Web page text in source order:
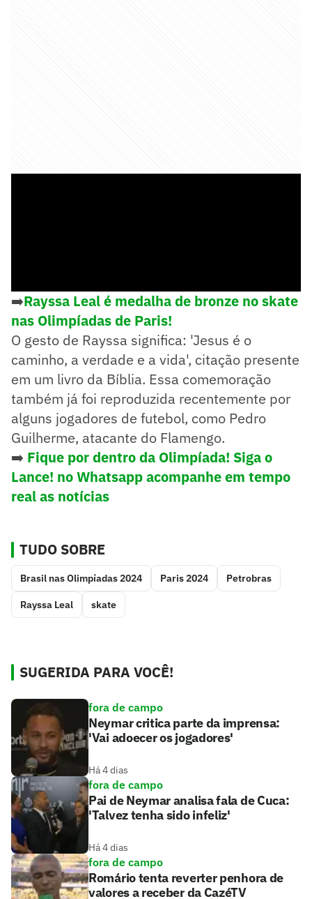
➡️Rayssa Leal é medalha de bronze no skate
nas Olimpíadas de Paris!
O gesto de Rayssa significa: 'Jesus é o
caminho, a verdade e a vida', citação presente
em um livro da Bíblia. Essa comemoração
também já foi reproduzida recentemente por
alguns jogadores de futebol, como Pedro
Guilherme, atacante do Flamengo.
➡️ Fique por dentro da Olimpíada! Siga o
Lance! no Whatsapp acompanhe em tempo
real as notícias
TUDO SOBRE
Brasil nas Olimpíadas 2024 Paris 2024 Petrobras
Rayssa Leal skate
SUGERIDA PARA VOCÊ!
fora de campo
Neymar critica parte da imprensa:
'Vai adoecer os jogadores'
Há 4 dias
fora de campo
Pai de Neymar analisa fala de Cuca:
'Talvez tenha sido infeliz'
Há 4 dias
fora de campo
Romário tenta reverter penhora de
valores a receber da CazéTV